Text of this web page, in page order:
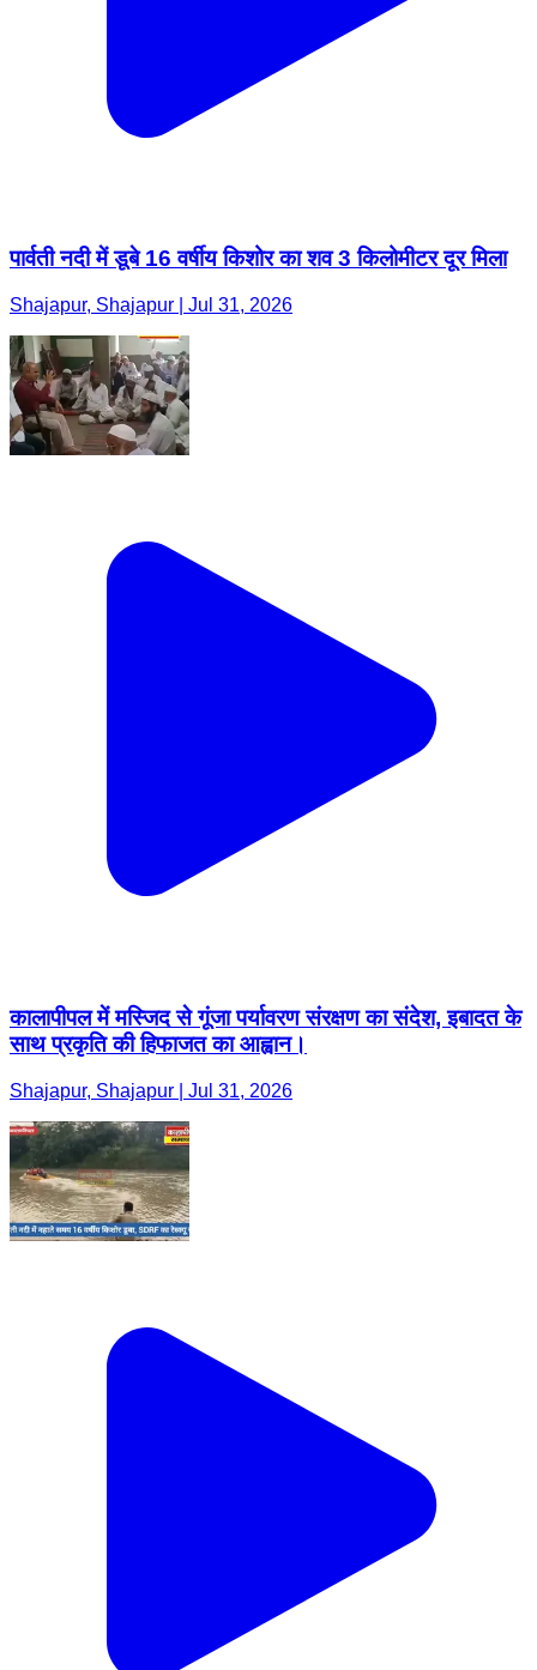
पार्वती नदी में डूबे 16 वर्षीय किशोर का शव 3 किलोमीटर दूर मिला
Shajapur, Shajapur | Jul 31, 2026
कालापीपल में मस्जिद से गूंजा पर्यावरण संरक्षण का संदेश, इबादत के
साथ प्रकृति की हिफाजत का आह्वान।
Shajapur, Shajapur | Jul 31, 2026